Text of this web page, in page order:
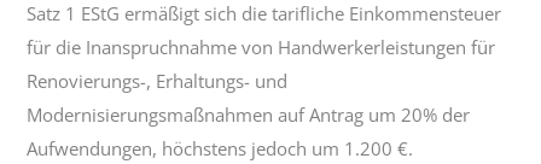
Satz 1 EStG ermäßigt sich die tarifliche Einkommensteuer
für die Inanspruchnahme von Handwerkerleistungen für
Renovierungs-, Erhaltungs- und
Modernisierungsmaßnahmen auf Antrag um 20% der
Aufwendungen, höchstens jedoch um 1.200 €.